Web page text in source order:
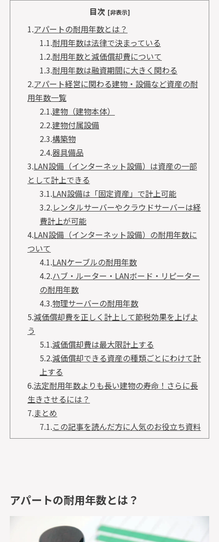
目次 [非表示]
1.アパートの耐用年数とは？
1.1.耐用年数は法律で決まっている
1.2.耐用年数と減価償却費について
1.3.耐用年数は融資期間に大きく関わる
2.アパート経営に関わる建物・設備など資産の耐
用年数一覧
2.1.建物（建物本体）
2.2.建物付属設備
2.3.構築物
2.4.器具備品
3.LAN設備（インターネット設備）は資産の一部
として計上できる
3.1.LAN設備は「固定資産」で計上可能
3.2.レンタルサーバーやクラウドサーバーは経
費計上が可能
4.LAN設備（インターネット設備）の耐用年数に
ついて
4.1.LANケーブルの耐用年数
4.2.ハブ・ルーター・LANボード・リピーター
の耐用年数
4.3.物理サーバーの耐用年数
5.減価償却費を正しく計上して節税効果を上げよ
う
5.1.減価償却費は最大限計上する
5.2.減価償却できる資産の種類ごとにわけて計
上する
6.法定耐用年数よりも長い建物の寿命！さらに長
生きさせるには？
7.まとめ
7.1.この記事を読んだ方に人気のお役立ち資料
アパートの耐用年数とは？